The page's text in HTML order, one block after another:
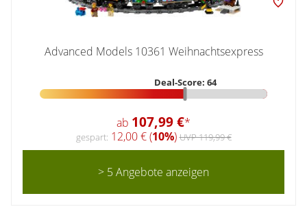
Advanced Models 10361 Weihnachtsexpress
Deal-Score: 64
ab 107,99 €*
gespart: 12,00 € (10%)UVP 119,99 €
> 5 Angebote anzeigen